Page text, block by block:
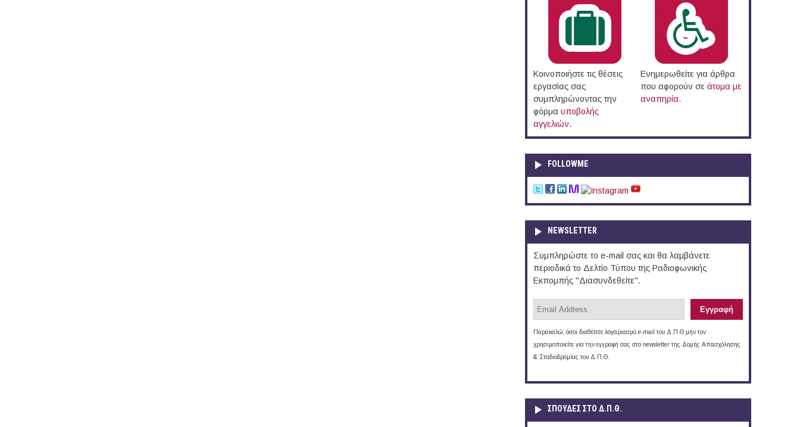
Κοινοποιήστε τις θέσεις
εργασίας σας
συμπληρώνοντας την
φόρμα υποβολής
αγγελιών.
Ενημερωθείτε για άρθρα
που αφορούν σε άτομα με
αναπηρία.
FOLLOWME
NEWSLETTER
Συμπληρώστε το e-mail σας και θα λαμβάνετε
περιοδικά το Δελτίο Τύπου της Ραδιοφωνικής
Εκπομπής "Διασυνδεθείτε".
Παρακαλώ, όσοι διαθέτετε λογαριασμό e-mail του Δ.Π.Θ μην τον
χρησιμοποιείτε για την εγγραφή σας στο newsletter της Δομής Απασχόλησης
& Σταδιοδρομίας του Δ.Π.Θ.
ΣΠΟΥΔΈΣ ΣΤΟ Δ.Π.Θ.